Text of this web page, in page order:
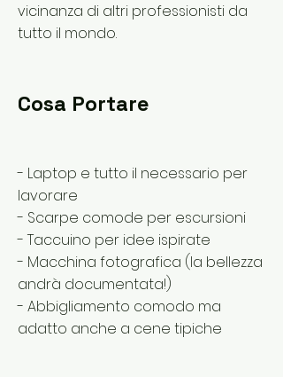
vicinanza di altri professionisti da
tutto il mondo.
Cosa Portare
- Laptop e tutto il necessario per
lavorare
- Scarpe comode per escursioni
- Taccuino per idee ispirate
- Macchina fotografica (la bellezza
andrà documentata!)
- Abbigliamento comodo ma
adatto anche a cene tipiche